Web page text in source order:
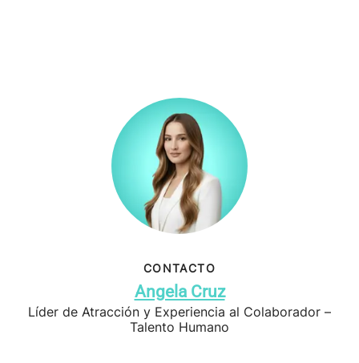
CONTACTO
Angela Cruz
Líder de Atracción y Experiencia al Colaborador –
Talento Humano